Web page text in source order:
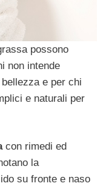
possono
non intende
e per chi
e naturali per
con rimedi ed
la
su fronte e naso